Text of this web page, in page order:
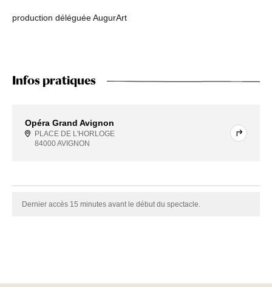
production déléguée AugurArt
Infos pratiques
Opéra Grand Avignon
PLACE DE L'HORLOGE
84000 AVIGNON
Dernier accès 15 minutes avant le début du spectacle.